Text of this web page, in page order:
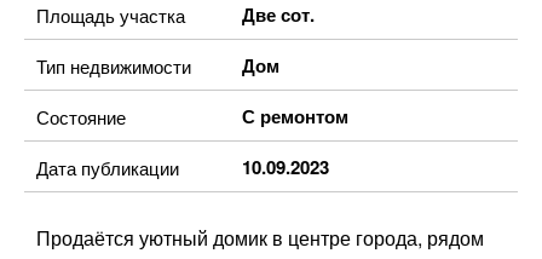
Площадь участка Две сот.
Тип недвижимости Дом
Состояние С ремонтом
Дата публикации 10.09.2023
Продаётся уютный домик в центре города, рядом